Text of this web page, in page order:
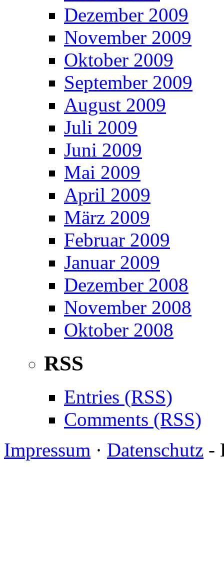
Dezember 2009
November 2009
Oktober 2009
September 2009
August 2009
Juli 2009
Juni 2009
Mai 2009
April 2009
März 2009
Februar 2009
Januar 2009
Dezember 2008
November 2008
Oktober 2008
RSS
Entries (RSS)
Comments (RSS)
Impressum · Datenschutz -